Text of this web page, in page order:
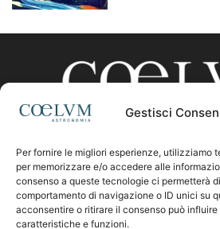
Gestisci
Per fornire le migliori esperienze, utilizziamo
per memorizzare e/o accedere alle
consenso a queste tecnologie ci permetterà
comportamento di navigazione o ID unici su
acconsentire o ritirare il consenso può
caratteristiche e funzioni.
CHI
Contattaci: